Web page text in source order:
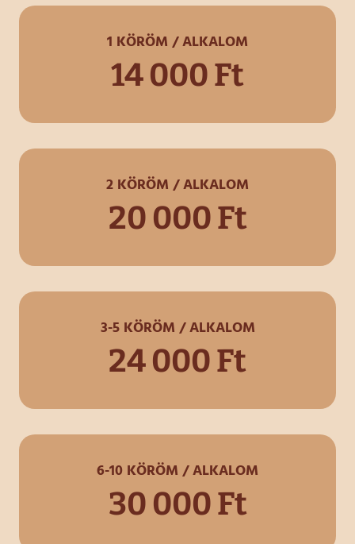
1 KÖRÖM / ALKALOM
14 000 Ft
2 KÖRÖM / ALKALOM
20 000 Ft
3-5 KÖRÖM / ALKALOM
24 000 Ft
6-10 KÖRÖM / ALKALOM
30 000 Ft